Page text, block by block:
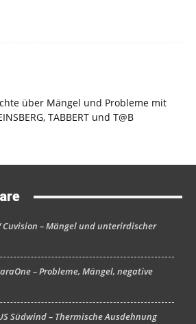
Cuvision – Mängel und unterirdischer
– Probleme, Mängel, negative
Südwind – Thermische Ausdehnung